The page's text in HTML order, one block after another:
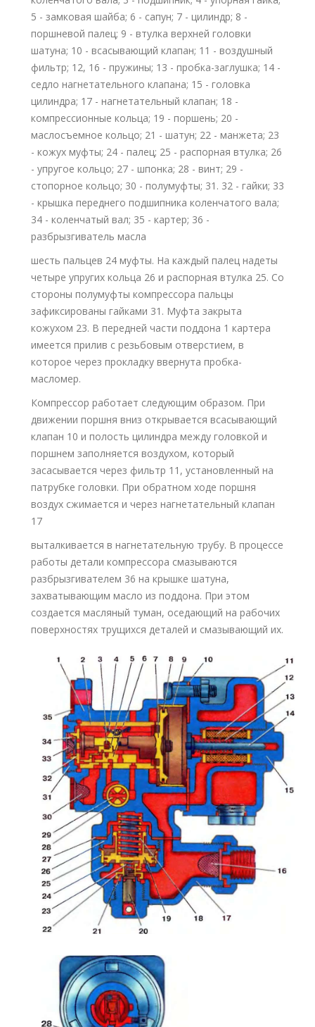
5 - замковая шайба; 6 - сапун; 7 - цилиндр; 8 -
поршневой палец; 9 - втулка верхней головки
шатуна; 10 - всасывающий клапан; 11 - воздушный
фильтр; 12, 16 - пружины; 13 - пробка-заглушка; 14 -
седло нагнетательного клапана; 15 - головка
цилиндра; 17 - нагнетательный клапан; 18 -
компрессионные кольца; 19 - поршень; 20 -
маслосъемное кольцо; 21 - шатун; 22 - манжета; 23
- кожух муфты; 24 - палец; 25 - распорная втулка; 26
- упругое кольцо; 27 - шпонка; 28 - винт; 29 -
стопорное кольцо; 30 - полумуфты; 31. 32 - гайки; 33
- крышка переднего подшипника коленчатого вала;
34 - коленчатый вал; 35 - картер; 36 -
разбрызгиватель масла
шесть пальцев 24 муфты. На каждый палец надеты
четыре упругих кольца 26 и распорная втулка 25. Со
стороны полумуфты компрессора пальцы
зафиксированы гайками 31. Муфта закрыта
кожухом 23. В передней части поддона 1 картера
имеется прилив с резьбовым отверстием, в
которое через прокладку ввернута пробка-
масломер.
Компрессор работает следующим образом. При
движении поршня вниз открывается всасывающий
клапан 10 и полость цилиндра между головкой и
поршнем заполняется воздухом, который
засасывается через фильтр 11, установленный на
патрубке головки. При обратном ходе поршня
воздух сжимается и через нагнетательный клапан
17
выталкивается в нагнетательную трубу. В процессе
работы детали компрессора смазываются
разбрызгивателем 36 на крышке шатуна,
захватывающим масло из поддона. При этом
создается масляный туман, оседающий на рабочих
поверхностях трущихся деталей и смазывающий их.